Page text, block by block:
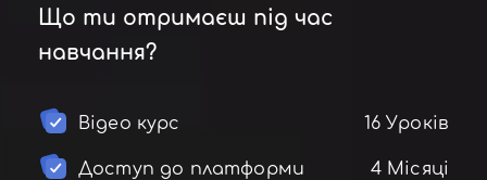
Що ти отримаєш під час
навчання?
Відео курс 16 Уроків
Доступ до платформи 4 Місяці